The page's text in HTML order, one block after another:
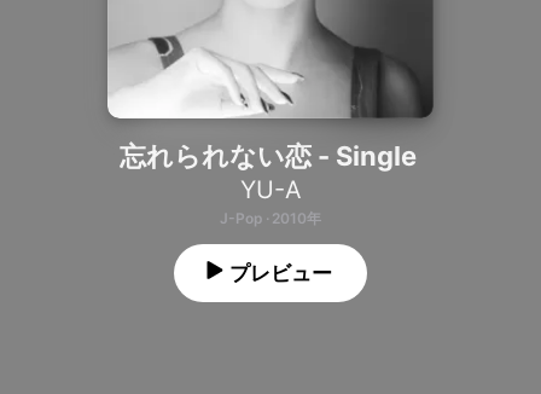
忘れられない恋 - Single
YU-A
J-Pop · 2010年
プレビュー